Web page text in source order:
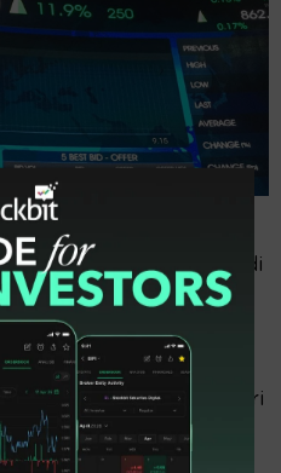
Aktif Adiperkasa Tbk
perubahan
tubuh perseroan yang di
kebijakan atau
PT MAP Aktif
mengurangi porsi
tanggal 8 dan 10 Januari